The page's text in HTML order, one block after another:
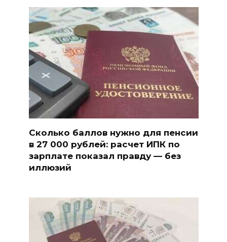
Сколько баллов нужно для пенсии
в 27 000 рублей: расчет ИПК по
зарплате показал правду — без
иллюзий